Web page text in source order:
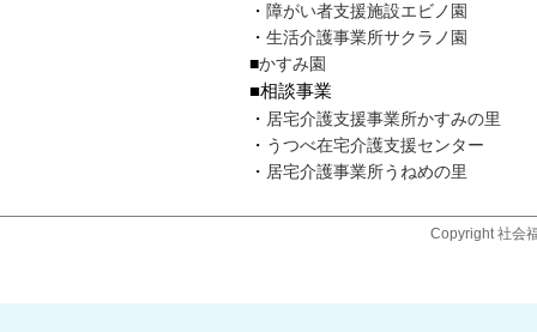
・ 障がい者支援施設エビノ園
・ 生活介護事業所サクラノ園
■かすみ園
■相談事業
・ 居宅介護支援事業所かすみの里
・ うつべ在宅介護支援センター
・ 居宅介護事業所うねめの里
Copyright 社会